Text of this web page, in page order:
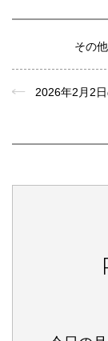
その
2026年2月2日